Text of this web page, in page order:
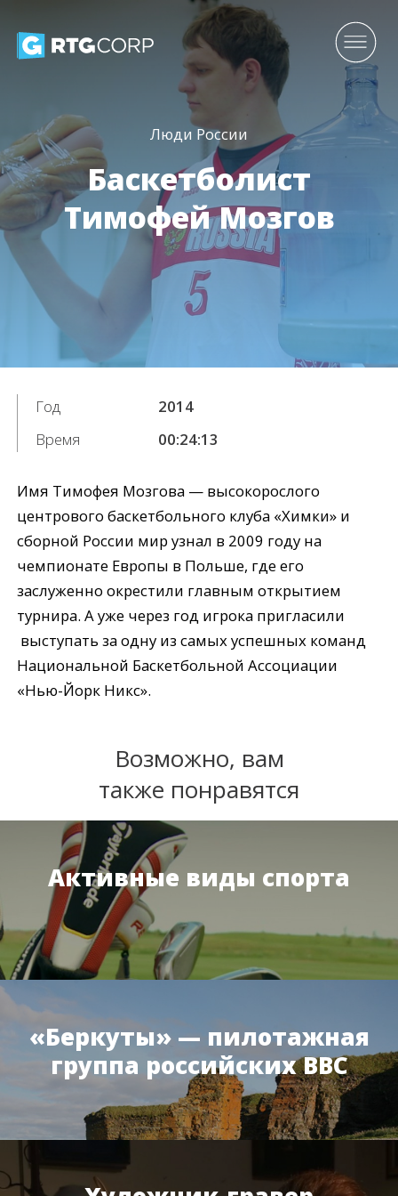
Люди России
Баскетболист
Тимофей Мозгов
Год
2014
Время
00:24:13
Имя Тимофея Мозгова — высокорослого
центрового баскетбольного клуба «Химки» и
сборной России мир узнал в 2009 году на
чемпионате Европы в Польше, где его
заслуженно окрестили главным открытием
турнира. А уже через год игрока пригласили
выступать за одну из самых успешных команд
Национальной Баскетбольной Ассоциации
«Нью-Йорк Никс».
Возможно, вам
также понравятся
Активные виды спорта
«Беркуты» — пилотажная
группа российских ВВС